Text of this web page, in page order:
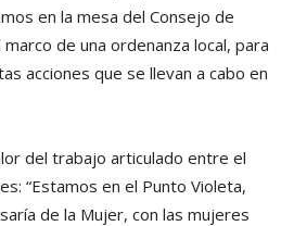
en la mesa del Consejo de
de una ordenanza local, para
acciones que se llevan a cabo en
del trabajo articulado entre el
“Estamos en el Punto Violeta,
de la Mujer, con las mujeres